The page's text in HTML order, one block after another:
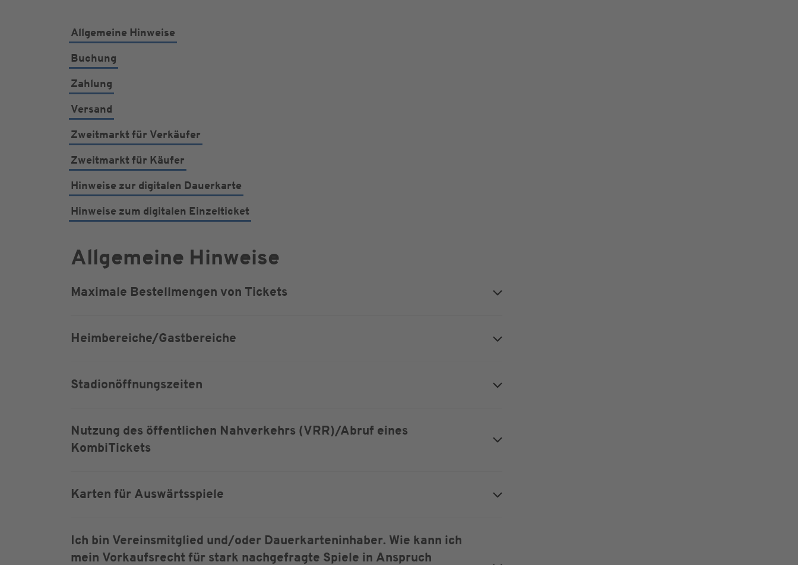
Allgemeine Hinweise
Buchung
Zahlung
Versand
Zweitmarkt für Verkäufer
Zweitmarkt für Käufer
Hinweise zur digitalen Dauerkarte
Hinweise zum digitalen Einzelticket
Allgemeine Hinweise
Maximale Bestellmengen von Tickets
Heimbereiche/Gastbereiche
Stadionöffnungszeiten
Nutzung des öffentlichen Nahverkehrs (VRR)/Abruf eines
KombiTickets
Karten für Auswärtsspiele
Ich bin Vereinsmitglied und/oder Dauerkarteninhaber. Wie kann ich
mein Vorkaufsrecht für stark nachgefragte Spiele in Anspruch